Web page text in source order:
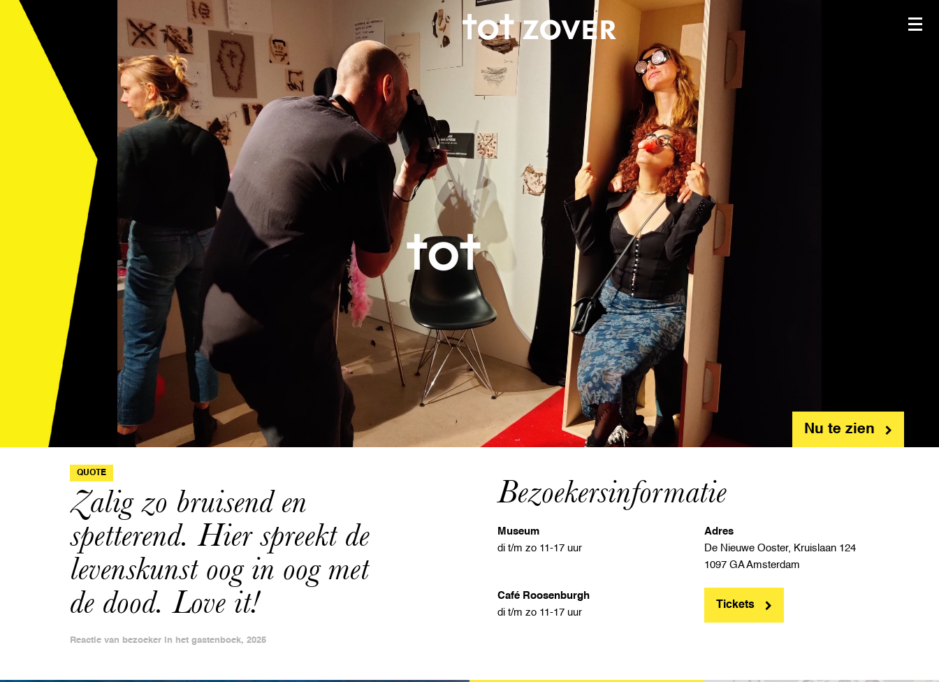
Nu te zien
QUOTE
Zalig zo bruisend en
spetterend. Hier spreekt de
levenskunst oog in oog met
de dood. Love it!
Reactie van bezoeker in het gastenboek, 2025
Bezoekersinformatie
Museum
di t/m zo 11-17 uur
Adres
De Nieuwe Ooster, Kruislaan 124
1097 GA Amsterdam
Café Roosenburgh
di t/m zo 11-17 uur
Tickets